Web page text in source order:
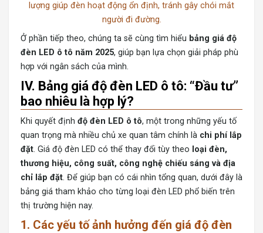
lượng giúp đèn hoạt động ổn định, tránh gây chói mắt
người đi đường.
Ở phần tiếp theo, chúng ta sẽ cùng tìm hiểu bảng giá độ
đèn LED ô tô năm 2025, giúp bạn lựa chọn giải pháp phù
hợp với ngân sách của mình.
IV. Bảng giá độ đèn LED ô tô: “Đầu tư”
bao nhiêu là hợp lý?
Khi quyết định độ đèn LED ô tô, một trong những yếu tố
quan trọng mà nhiều chủ xe quan tâm chính là chi phí lắp
đặt. Giá độ đèn LED có thể thay đổi tùy theo loại đèn,
thương hiệu, công suất, công nghệ chiếu sáng và địa
chỉ lắp đặt. Để giúp bạn có cái nhìn tổng quan, dưới đây là
bảng giá tham khảo cho từng loại đèn LED phổ biến trên
thị trường hiện nay.
1. Các yếu tố ảnh hưởng đến giá độ đèn